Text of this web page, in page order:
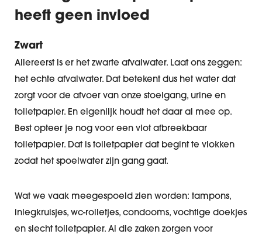
heeft geen invloed
Zwart
Allereerst is er het zwarte afvalwater. Laat ons zeggen:
het echte afvalwater. Dat betekent dus het water dat
zorgt voor de afvoer van onze stoelgang, urine en
toiletpapier. En eigenlijk houdt het daar al mee op.
Best opteer je nog voor een vlot afbreekbaar
toiletpapier. Dat is toiletpapier dat begint te vlokken
zodat het spoelwater zijn gang gaat.
Wat we vaak meegespoeld zien worden: tampons,
inlegkruisjes, wc-rolletjes, condooms, vochtige doekjes
en slecht toiletpapier. Al die zaken zorgen voor